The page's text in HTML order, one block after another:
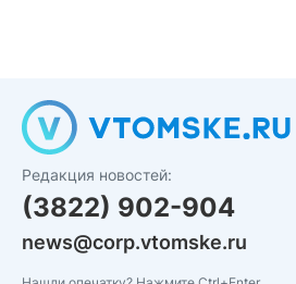
Редакция новостей:
(3822) 902-904
news@corp.vtomske.ru